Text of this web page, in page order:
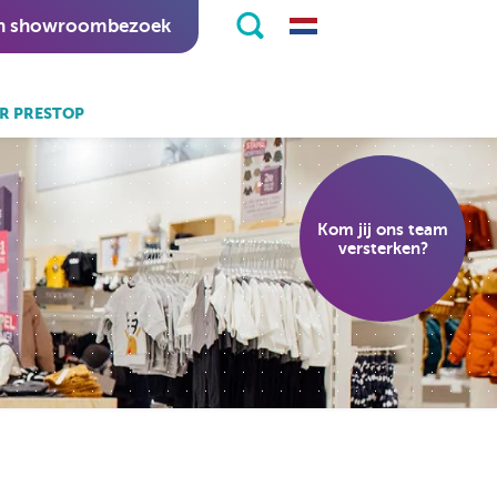
showroombezoek
ook:
software.
software.
PRESTOP
Kom jij ons team
versterken?